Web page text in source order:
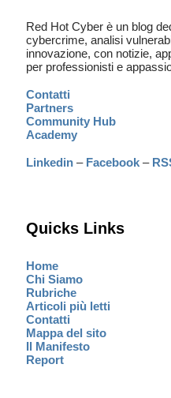
Red Hot Cyber è un blog
cybercrime, analisi
innovazione, con notizie,
per professionisti e
Contatti
Partners
Community Hub
Academy
Linkedin – Facebook –
Quicks Links
Home
Chi Siamo
Rubriche
Articoli più letti
Contatti
Mappa del sito
Il Manifesto
Report